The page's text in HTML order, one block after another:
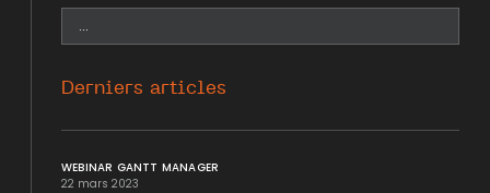
Derniers articles
WEBINAR GANTT MANAGER
22 mars 2023